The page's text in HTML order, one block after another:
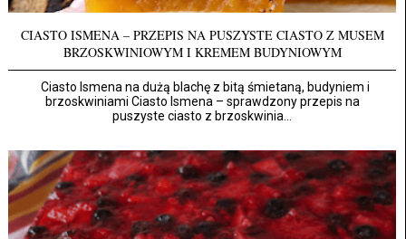
CIASTO ISMENA – PRZEPIS NA PUSZYSTE CIASTO Z MUSEM
BRZOSKWINIOWYM I KREMEM BUDYNIOWYM
Ciasto Ismena na dużą blachę z bitą śmietaną, budyniem i
brzoskwiniami Ciasto Ismena – sprawdzony przepis na
puszyste ciasto z brzoskwinia...